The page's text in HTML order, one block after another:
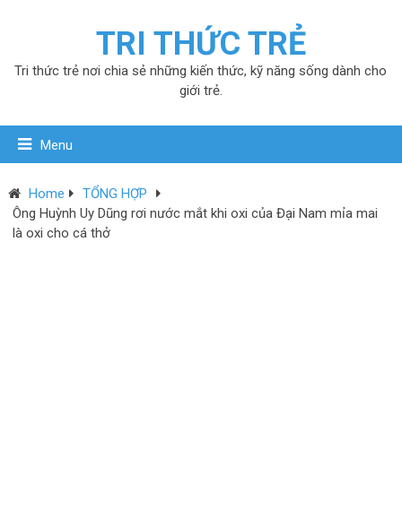
TRI THỨC TRẺ
Tri thức trẻ nơi chia sẻ những kiến thức, kỹ năng sống dành cho
giới trẻ.
Menu
Home
TỔNG HỢP
Ông Huỳnh Uy Dũng rơi nước mắt khi oxi của Đại Nam mỉa mai
là oxi cho cá thở